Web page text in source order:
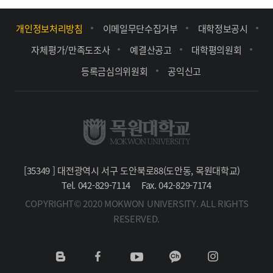
개인정보처리방침 이메일무단수집거부
대학정보공시
자체평가/만족도조사
예결산공고
대학평의원회
등록금심의위원회
공익신고
[35349 ] 대전광역시 서구 도안북로88(도안동, 목원대학교)
Tel. 042-829-7114
Fax. 042-829-7174
COPYRIGHT© 2020 MOKWON UNIVERSITY. ALL RIGHTS
RESERVED.